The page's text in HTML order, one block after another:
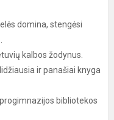
domina, stengėsi
kalbos žodynus.
ir panašiai knyga
bibliotekos